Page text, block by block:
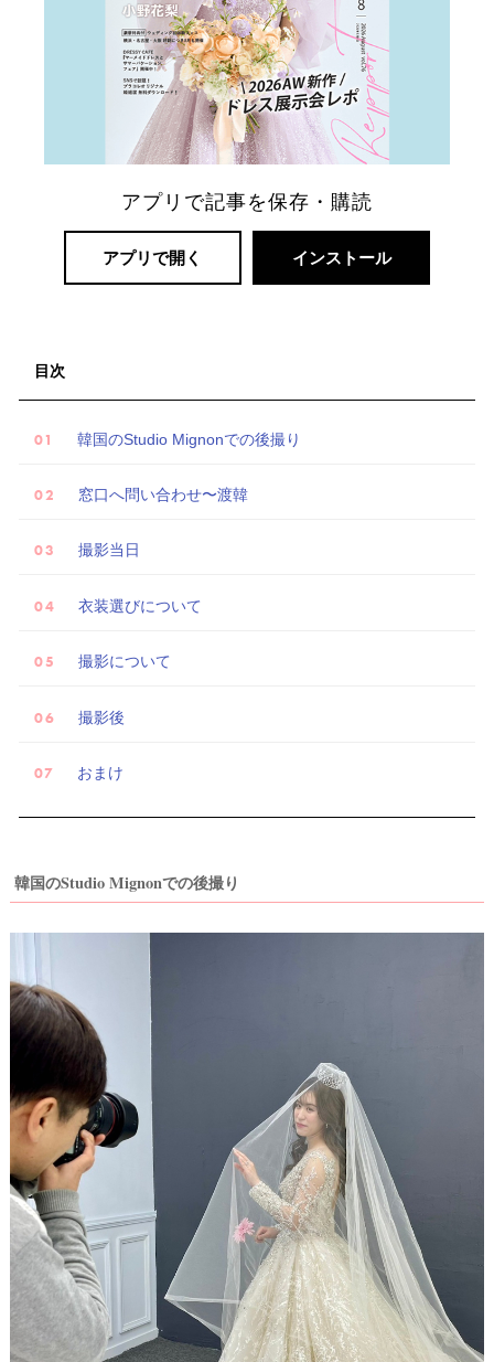
アプリで記事を保存・購読
アプリで開く インストール
目次
韓国のStudio Mignonでの後撮り
窓口へ問い合わせ〜渡韓
撮影当日
衣装選びについて
撮影について
撮影後
おまけ
韓国のStudio Mignonでの後撮り
婚
着
レ
ポ